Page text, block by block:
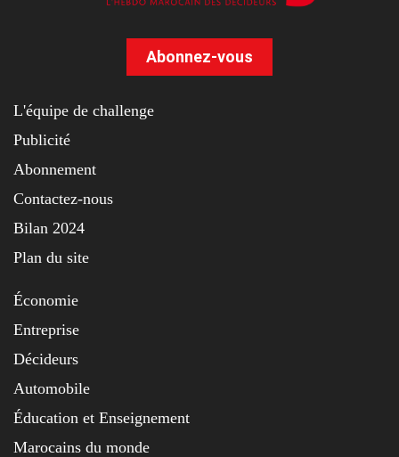
Abonnez-vous
L'équipe de challenge
Publicité
Abonnement
Contactez-nous
Bilan 2024
Plan du site
Économie
Entreprise
Décideurs
Automobile
Éducation et Enseignement
Marocains du monde